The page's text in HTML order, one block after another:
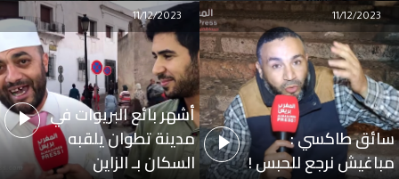
سائق طاكسي :
مباغيش نرجع للحبس !
11/12/2023
أشهر بائع البريوات في
مدينة تطوان يلقبه
السكان بـ الزاين
11/12/2023